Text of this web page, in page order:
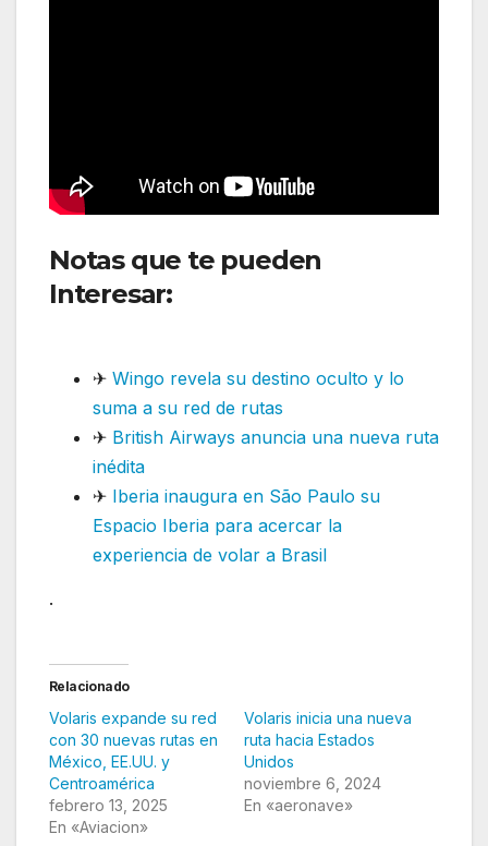
Notas que te pueden
Interesar:
✈ Wingo revela su destino oculto y lo
suma a su red de rutas
✈ British Airways anuncia una nueva ruta
inédita
✈ Iberia inaugura en São Paulo su
Espacio Iberia para acercar la
experiencia de volar a Brasil
.
Relacionado
Volaris expande su red
con 30 nuevas rutas en
México, EE.UU. y
Centroamérica
febrero 13, 2025
En «Aviacion»
Volaris inicia una nueva
ruta hacia Estados
Unidos
noviembre 6, 2024
En «aeronave»